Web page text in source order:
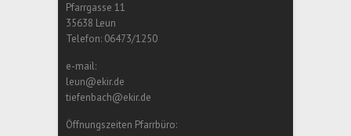
Pfarrgasse 11
35638 Leun
Telefon: 06473/1250
e-mail:
leun@ekir.de
tiefenbach@ekir.de
Öffnungszeiten Pfarrbüro: